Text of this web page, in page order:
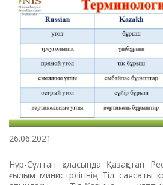
26.06.2021
Нұр-Сұлтан қаласында Қазақстан
ғылым министрлігінің Тіл